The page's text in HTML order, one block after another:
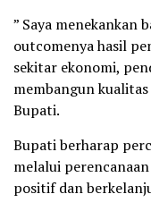
” Saya menekankan
outcomenya hasil
sekitar ekonomi,
membangun
Bupati.
Bupati berharap
melalui
positif dan